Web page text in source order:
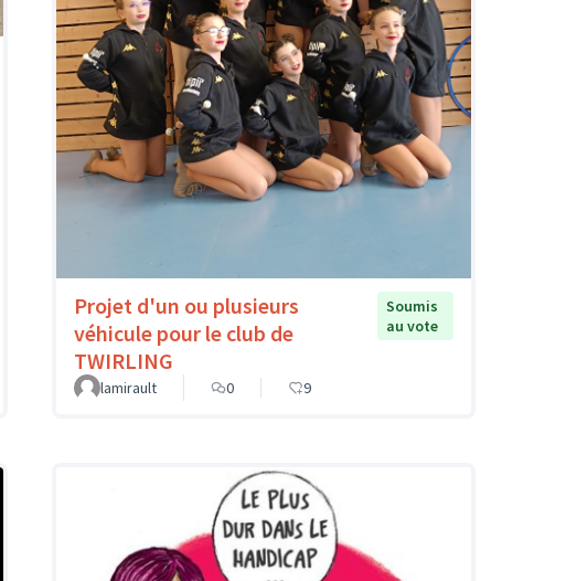
Projet d'un ou plusieurs
véhicule pour le club de
TWIRLING
Soumis
au vote
lamirault 0 9